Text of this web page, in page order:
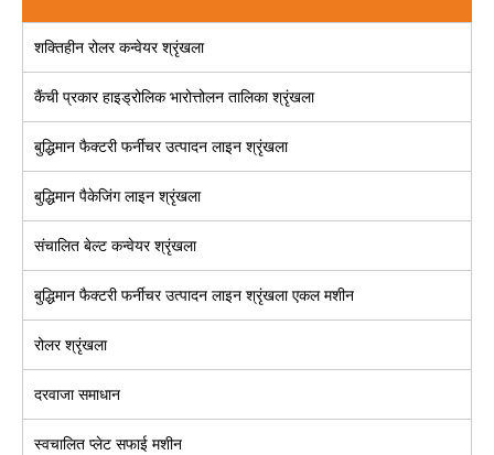
शक्तिहीन रोलर कन्वेयर श्रृंखला
कैंची प्रकार हाइड्रोलिक भारोत्तोलन तालिका श्रृंखला
बुद्धिमान फैक्टरी फर्नीचर उत्पादन लाइन श्रृंखला
बुद्धिमान पैकेजिंग लाइन श्रृंखला
संचालित बेल्ट कन्वेयर श्रृंखला
बुद्धिमान फैक्टरी फर्नीचर उत्पादन लाइन श्रृंखला एकल मशीन
रोलर श्रृंखला
दरवाजा समाधान
स्वचालित प्लेट सफाई मशीन